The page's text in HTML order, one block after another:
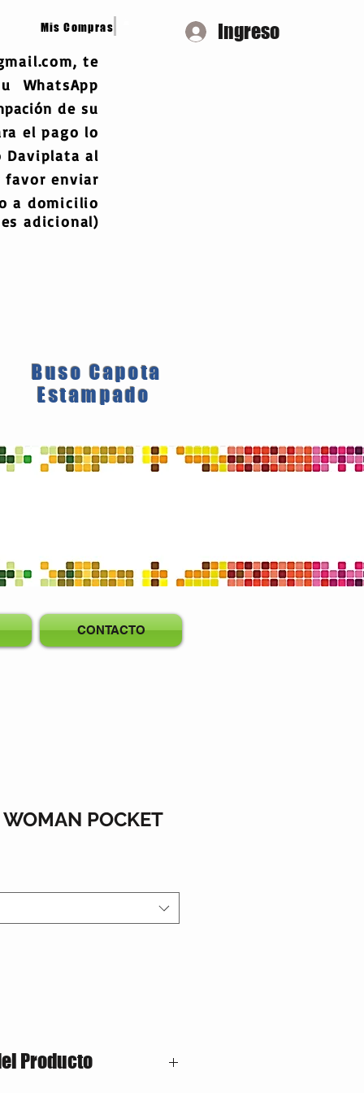
Mis Compras Ingreso
, te
WhatsApp
de su
el pago lo
Daviplata al
favor enviar
a domicilio
adicional)
Buso Capota
Estampado
CONTACTO
POCKET
Producto